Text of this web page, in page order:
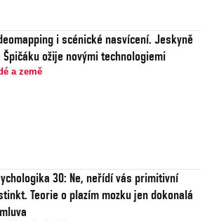
i scénické nasvícení. Jeskyně
Špičáku ožije novými technologiemi
a země
30: Ne, neřídí vás primitivní
Teorie o plazím mozku jen dokonalá